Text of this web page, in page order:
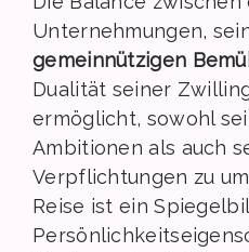
Unternehmungen,
gemeinnützigen
Dualität seiner
ermöglicht, sowohl
Ambitionen als auch
Verpflichtungen zu
Reise ist ein